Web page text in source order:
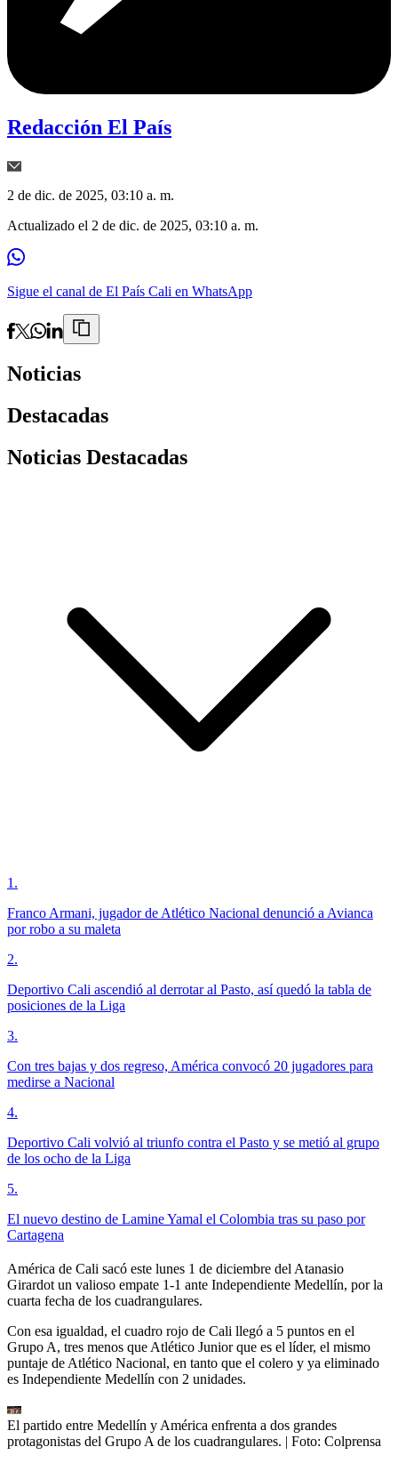
Redacción El País
2 de dic. de 2025, 03:10 a. m.
Actualizado el 2 de dic. de 2025, 03:10 a. m.
Sigue el canal de El País Cali en WhatsApp
Noticias
Destacadas
Noticias Destacadas
1 .
Franco Armani, jugador de Atlético Nacional denunció a Avianca
por robo a su maleta
2.
Deportivo Cali ascendió al derrotar al Pasto, así quedó la tabla de
posiciones de la Liga
3.
Con tres bajas y dos regreso, América convocó 20 jugadores para
medirse a Nacional
4.
Deportivo Cali volvió al triunfo contra el Pasto y se metió al grupo
de los ocho de la Liga
5.
El nuevo destino de Lamine Yamal el Colombia tras su paso por
Cartagena
América de Cali sacó este lunes 1 de diciembre del Atanasio
Girardot un valioso empate 1-1 ante Independiente Medellín, por la
cuarta fecha de los cuadrangulares.
Con esa igualdad, el cuadro rojo de Cali llegó a 5 puntos en el
Grupo A, tres menos que Atlético Junior que es el líder, el mismo
puntaje de Atlético Nacional, en tanto que el colero y ya eliminado
es Independiente Medellín con 2 unidades.
El partido entre Medellín y América enfrenta a dos grandes
protagonistas del Grupo A de los cuadrangulares. | Foto: Colprensa